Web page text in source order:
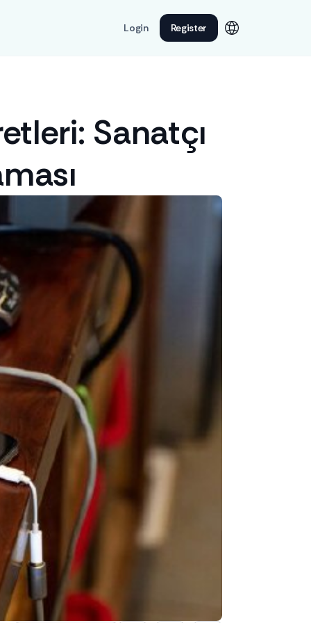
Login Register
Sanatçı